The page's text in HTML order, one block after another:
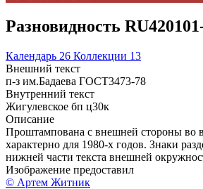
Разновидность
Календарь 26 Коллекции 13
Внешний текст
п-з им.Бадаева ГОСТ3473-78
Внутренний текст
Жигулевское бп ц30к
Описание
Проштампована с внешней стороны во
характерно для 1980-х годов. Знаки
нижней части текста внешней
Изображение предоставил
© Артем Житник